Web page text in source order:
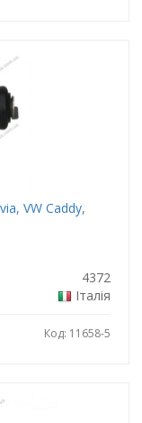
VW Caddy,
4372
Італія
Код: 11658-5